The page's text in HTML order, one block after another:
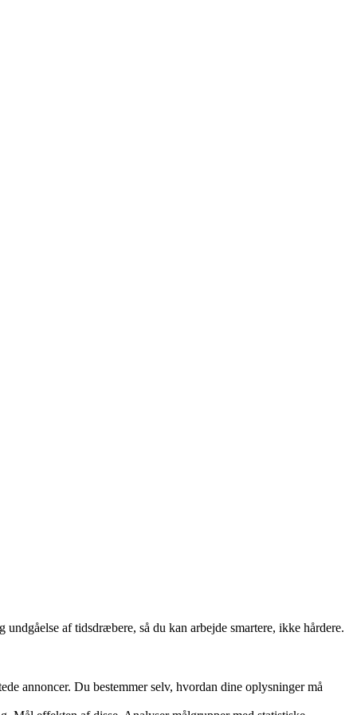
af tidsdræbere, så du kan arbejde smartere, ikke hårdere.
annoncer. Du bestemmer selv, hvordan dine oplysninger må